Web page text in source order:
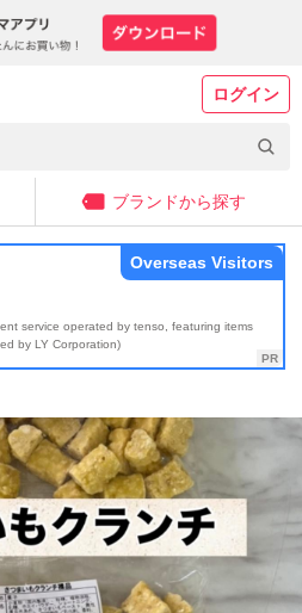
ログイン
ブランドから探す
service operated by tenso, featuring items
by LY Corporation)
Overseas Visitors